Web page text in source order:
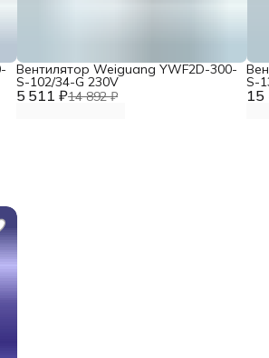
5 511 ₽14 892 ₽
Вентилятор Weiguang YWF2D-300-
S-102/34-G 230V
15
S-